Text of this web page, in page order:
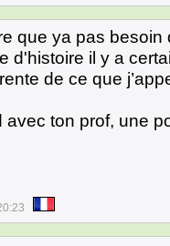
que ya pas
d'histoire il y a
de ce que
avec ton prof, une